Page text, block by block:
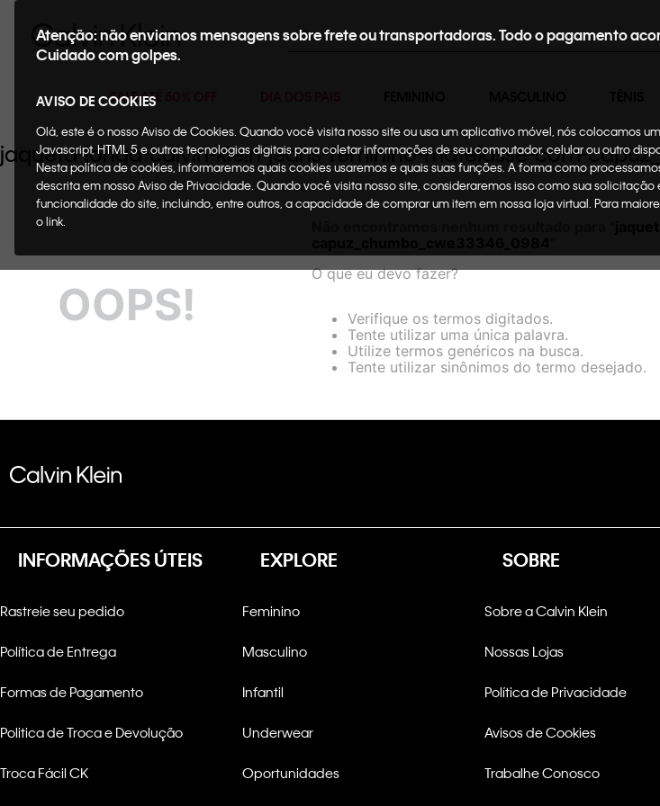
Buscar
SALE ATÉ 50% OFF
Atenção: não enviamos mensagens sobre frete ou transportadoras. Todo o pagamento
Cuidado com golpes.
AVISO DE COOKIES
Olá, este é o nosso Aviso de Cookies. Quando você visita nosso site ou usa um aplicativo móvel, nós colocamos
Javascript, HTML 5 e outras tecnologias digitais para coletar informações de seu computador, celular ou outro
Nesta política de cookies, informaremos quais cookies usaremos e quais suas funções. A forma como
descrita em nosso Aviso de Privacidade. Quando você visita nosso site, consideraremos isso como sua
funcionalidade do site, incluindo, entre outros, a capacidade de comprar um item em nossa loja virtual. Para
o link.
jaqueta-longa-calvin-klein-jeans-feminino-matelasse-com-
OOPS!
O que eu devo fazer?
Verifique os termos digitados.
Tente utilizar uma única palavra.
Utilize termos genéricos na busca.
Tente utilizar sinônimos do termo desejado.
INFORMAÇÕES ÚTEIS
Rastreie seu pedido
Política de Entrega
Formas de Pagamento
Politica de Troca e Devolução
Troca Fácil CK
EXPLORE
Feminino
Masculino
Infantil
Underwear
Oportunidades
SOBRE
Sobre a Calvin Klein
Nossas Lojas
Política de Privacidade
Avisos de Cookies
Trabalhe Conosco